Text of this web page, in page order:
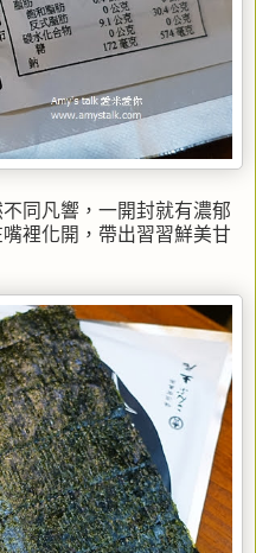
同凡響，一開封就有濃郁
裡化開，帶出習習鮮美甘